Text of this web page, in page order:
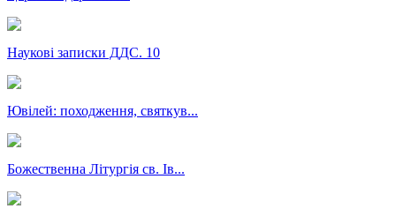
Наукові записки ДДС. 10
Ювілей: походження, святкув...
Божественна Літургія св. Ів...